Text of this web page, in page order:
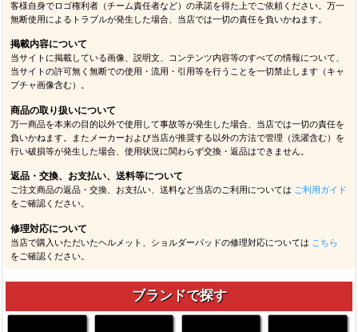
客様自身でロゴ権利者（チーム責任者など）の承諾を得た上でご依頼ください。万一
無断使用によるトラブルが発生した場合、当店では一切の責任を負いかねます。
掲載内容について
当サイトに掲載している画像、説明文、コンテンツ内容等のすべての情報について、
当サイトの許可無く無断での使用・流用・引用等を行うことを一切禁止します（キャ
プチャ画像含む）。
商品の取り扱いについて
万一商品を本来の目的以外で使用して事故等が発生した場合、当店では一切の責任を
負いかねます。またメーカーおよび当店が推奨する以外の方法で管理（洗濯含む）を
行い破損等が発生した場合、使用状況に関わらず交換・返品はできません。
返品・交換、お支払い、送料等について
ご注文商品の返品・交換、お支払い、送料など当店のご利用については ご利用ガイド
をご確認ください。
修理対応について
当店で購入いただいたヘルメット、ショルダーパッドの修理対応については こちら
をご確認ください。
ブランドで探す